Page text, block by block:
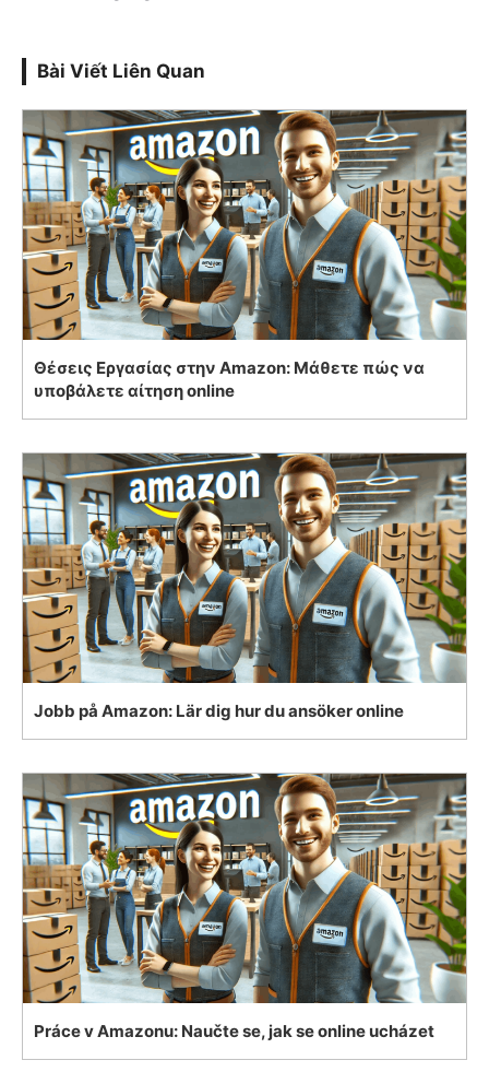
Bài Viết Liên Quan
Θέσεις Εργασίας στην Amazon: Μάθετε πώς να
υποβάλετε αίτηση online
Jobb på Amazon: Lär dig hur du ansöker online
Práce v Amazonu: Naučte se, jak se online ucházet